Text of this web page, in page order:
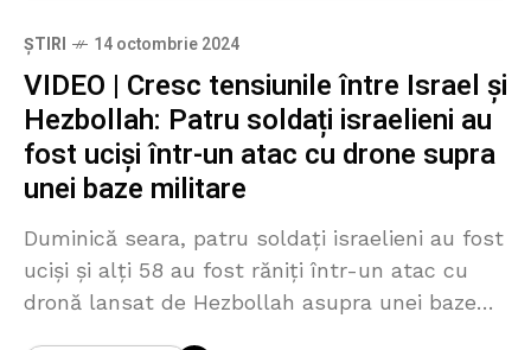
ȘTIRI 14 octombrie 2024
VIDEO | Cresc tensiunile între Israel și
Hezbollah: Patru soldați israelieni au
fost uciși într-un atac cu drone supra
unei baze militare
Duminică seara, patru soldați israelieni au fost
uciși și alți 58 au fost răniți într-un atac cu
dronă lansat de Hezbollah asupra unei baze